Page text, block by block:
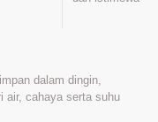
dalam dingin,
air, cahaya serta suhu